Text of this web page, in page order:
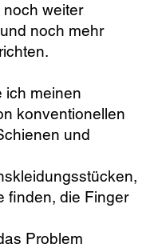
weiter
noch mehr
ich meinen
konventionellen
und
finden, die Finger
Problem